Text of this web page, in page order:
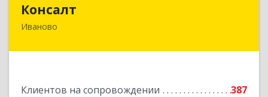
Консалт
Иваново
Клиентов на сопровождении 387
153000, Ивановская обл, Иваново г, Жарова ул,